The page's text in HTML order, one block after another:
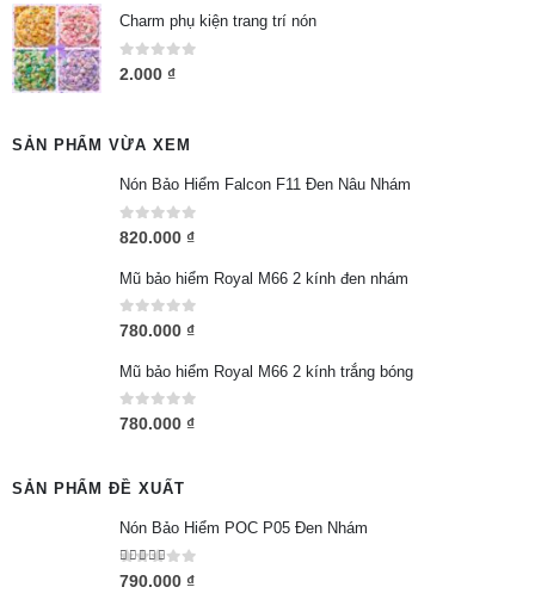
Charm phụ kiện trang trí nón
0 out of 5
2.000 ₫
SẢN PHẨM VỪA XEM
Nón Bảo Hiểm Falcon F11 Đen Nâu Nhám
0out of 5
820.000 ₫
Mũ bảo hiểm Royal M66 2 kính đen nhám
0out of 5
780.000 ₫
Mũ bảo hiểm Royal M66 2 kính trắng bóng
0out of 5
780.000 ₫
SẢN PHẨM ĐỀ XUẤT
Nón Bảo Hiểm POC P05 Đen Nhám
5.00 out of 5
790.000 ₫